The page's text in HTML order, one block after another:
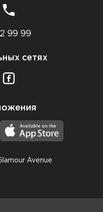
99 99
сетях
Avenue